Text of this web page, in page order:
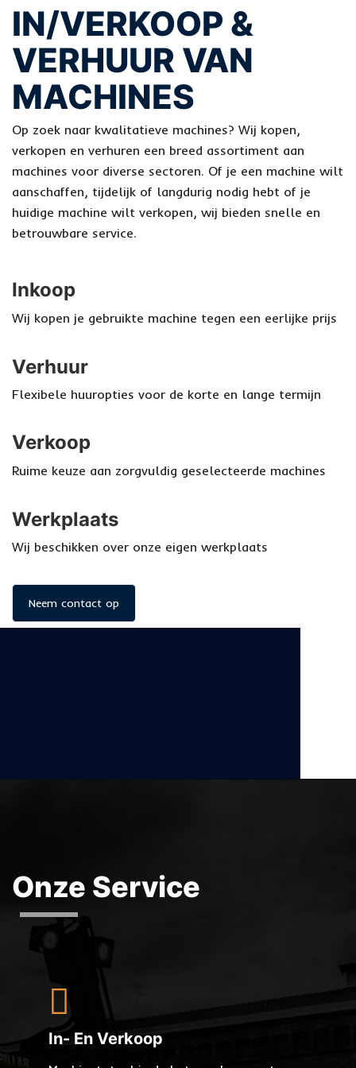
IN/VERKOOP &
VERHUUR VAN
MACHINES
Op zoek naar kwalitatieve machines? Wij kopen,
verkopen en verhuren een breed assortiment aan
machines voor diverse sectoren. Of je een machine wilt
aanschaffen, tijdelijk of langdurig nodig hebt of je
huidige machine wilt verkopen, wij bieden snelle en
betrouwbare service.
Inkoop
Wij kopen je gebruikte machine tegen een eerlijke prijs
Verhuur
Flexibele huuropties voor de korte en lange termijn
Verkoop
Ruime keuze aan zorgvuldig geselecteerde machines
Werkplaats
Wij beschikken over onze eigen werkplaats
Neem contact op
Onze Service
In- En Verkoop